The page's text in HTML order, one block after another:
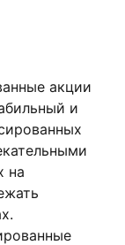
акции
и
на